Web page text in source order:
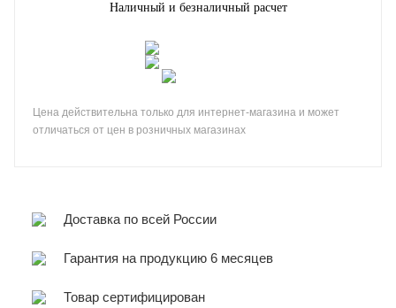
Наличный и безналичный расчет
Цена действительна только для интернет-магазина и может
отличаться от цен в розничных магазинах
Доставка по всей России
Гарантия на продукцию 6 месяцев
Товар сертифицирован